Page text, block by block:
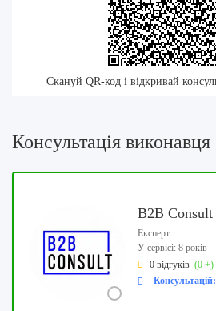
Скануй QR-код і відкривай
Консультація виконавця
B2B Consult
Експерт
У сервісі: 8 років
0 відгуків (0 +)
Консультацій: